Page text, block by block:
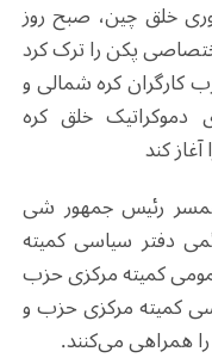
خلق چین، صبح روز
اختصاصی پکن را ترک کرد
کارگران کره شمالی و
دموکراتیک خلق کره
کند
رئیس جمهور شی
دفتر سیاسی کمیته
کمیته مرکزی حزب
کمیته مرکزی حزب و
همراهی می‌کنند.